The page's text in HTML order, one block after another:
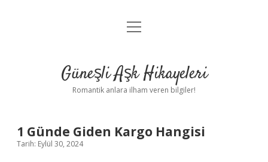
Anasayfa
Yasal Uyarı
menüyü
Güneşli Aşk Hikayeleri
Romantik anlara ilham veren bilgiler!
1 Günde Giden Kargo Hangisi
Tarih: Eylül 30, 2024